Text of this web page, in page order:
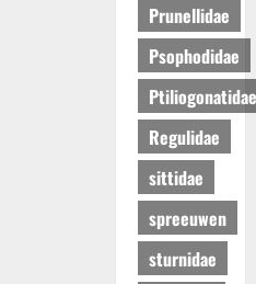
Prunellidae
Psophodidae
Ptiliogonatidae
Regulidae
sittidae
spreeuwen
sturnidae